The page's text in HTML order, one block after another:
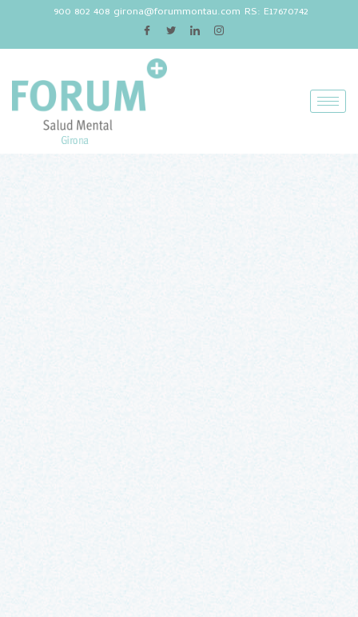
900 802 408 girona@forummontau.com RS: E17670742